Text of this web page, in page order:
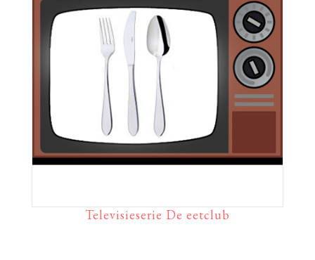
Televisieserie De eetclub